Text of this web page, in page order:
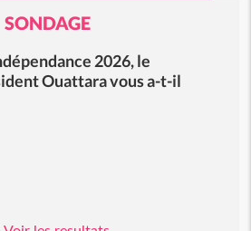
SONDAGE
2026, le
Ouattara vous a-t-il